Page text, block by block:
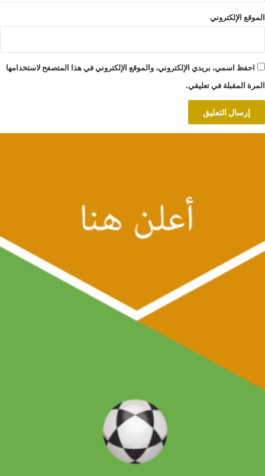
الموقع الإلكتروني
احفظ اسمي، بريدي الإلكتروني، والموقع الإلكتروني في هذا المتصفح لاستخدامها
المرة المقبلة في تعليقي.